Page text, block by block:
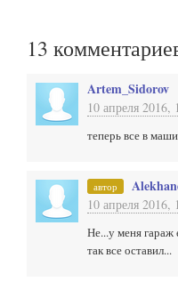
13
Artem_Sidorov
10 апреля 2016,
теперь все в
автор
10 апреля 2016,
Не...у меня гараж
так все оставил...